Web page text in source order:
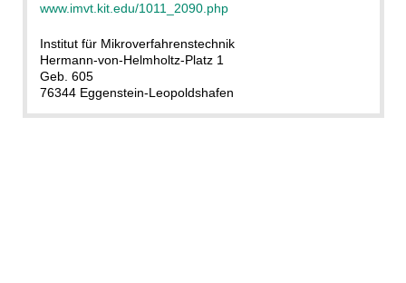
www.imvt.kit.edu/1011_2090.php
Institut für Mikroverfahrenstechnik
Hermann-von-Helmholtz-Platz 1
Geb. 605
76344 Eggenstein-Leopoldshafen